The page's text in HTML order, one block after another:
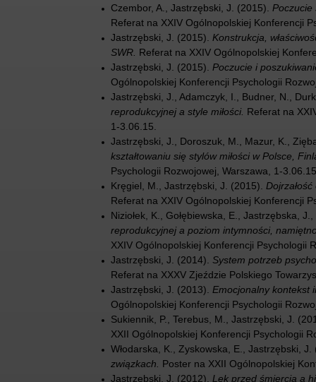
Czembor, A., Jastrzębski, J. (2015).Poczucie
Referat na XXIV Ogólnopolskiej Konferencji
Jastrzębski, J. (2015).Konstrukcja,
SWR. Referat na XXIV Ogólnopolskiej
Jastrzębski, J. (2015).Poczucie i
Ogólnopolskiej Konferencji Psychologii
Jastrzębski, J., Adamczyk, I., Budner, N.,
reprodukcyjnej a style miłości. Referat na
1-3.06.15.
Jastrzębski, J., Doroszuk, M., Mazur, K.,
kształtowaniu się stylów miłości w Polsce,
Psychologii Rozwojowej, Warszawa, 1-
Kręgiel, M., Jastrzębski, J. (2015).
Referat na XXIV Ogólnopolskiej Konferencji
Niziołek, K., Gołębiewska, E., Jastrzębska,
reprodukcyjnej a poziom intymności,
XXIV Ogólnopolskiej Konferencji Psychologii
Jastrzębski, J. (2014).System potrzeb
Referat na XXXV Zjeździe Polskiego
Jastrzębski, J. (2013).Emocjonalny kontekst
Ogólnopolskiej Konferencji Psychologii
Sukiennik, P., Terebus, M., Jastrzębski, J.
XXII Ogólnopolskiej Konferencji Psychologii
Włodarska, K., Zyskowska, E., Jastrzębski,
związkach. Poster na XXII Ogólnopolskiej
Jastrzębski, J. (2012).Lęk przed śmiercią a